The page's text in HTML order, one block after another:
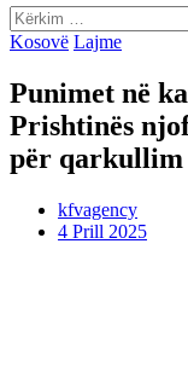
Kërko
për:
Kosovë Lajme
Punimet në
Prishtinës
për qarkullim
kfvagency
4 Prill 2025